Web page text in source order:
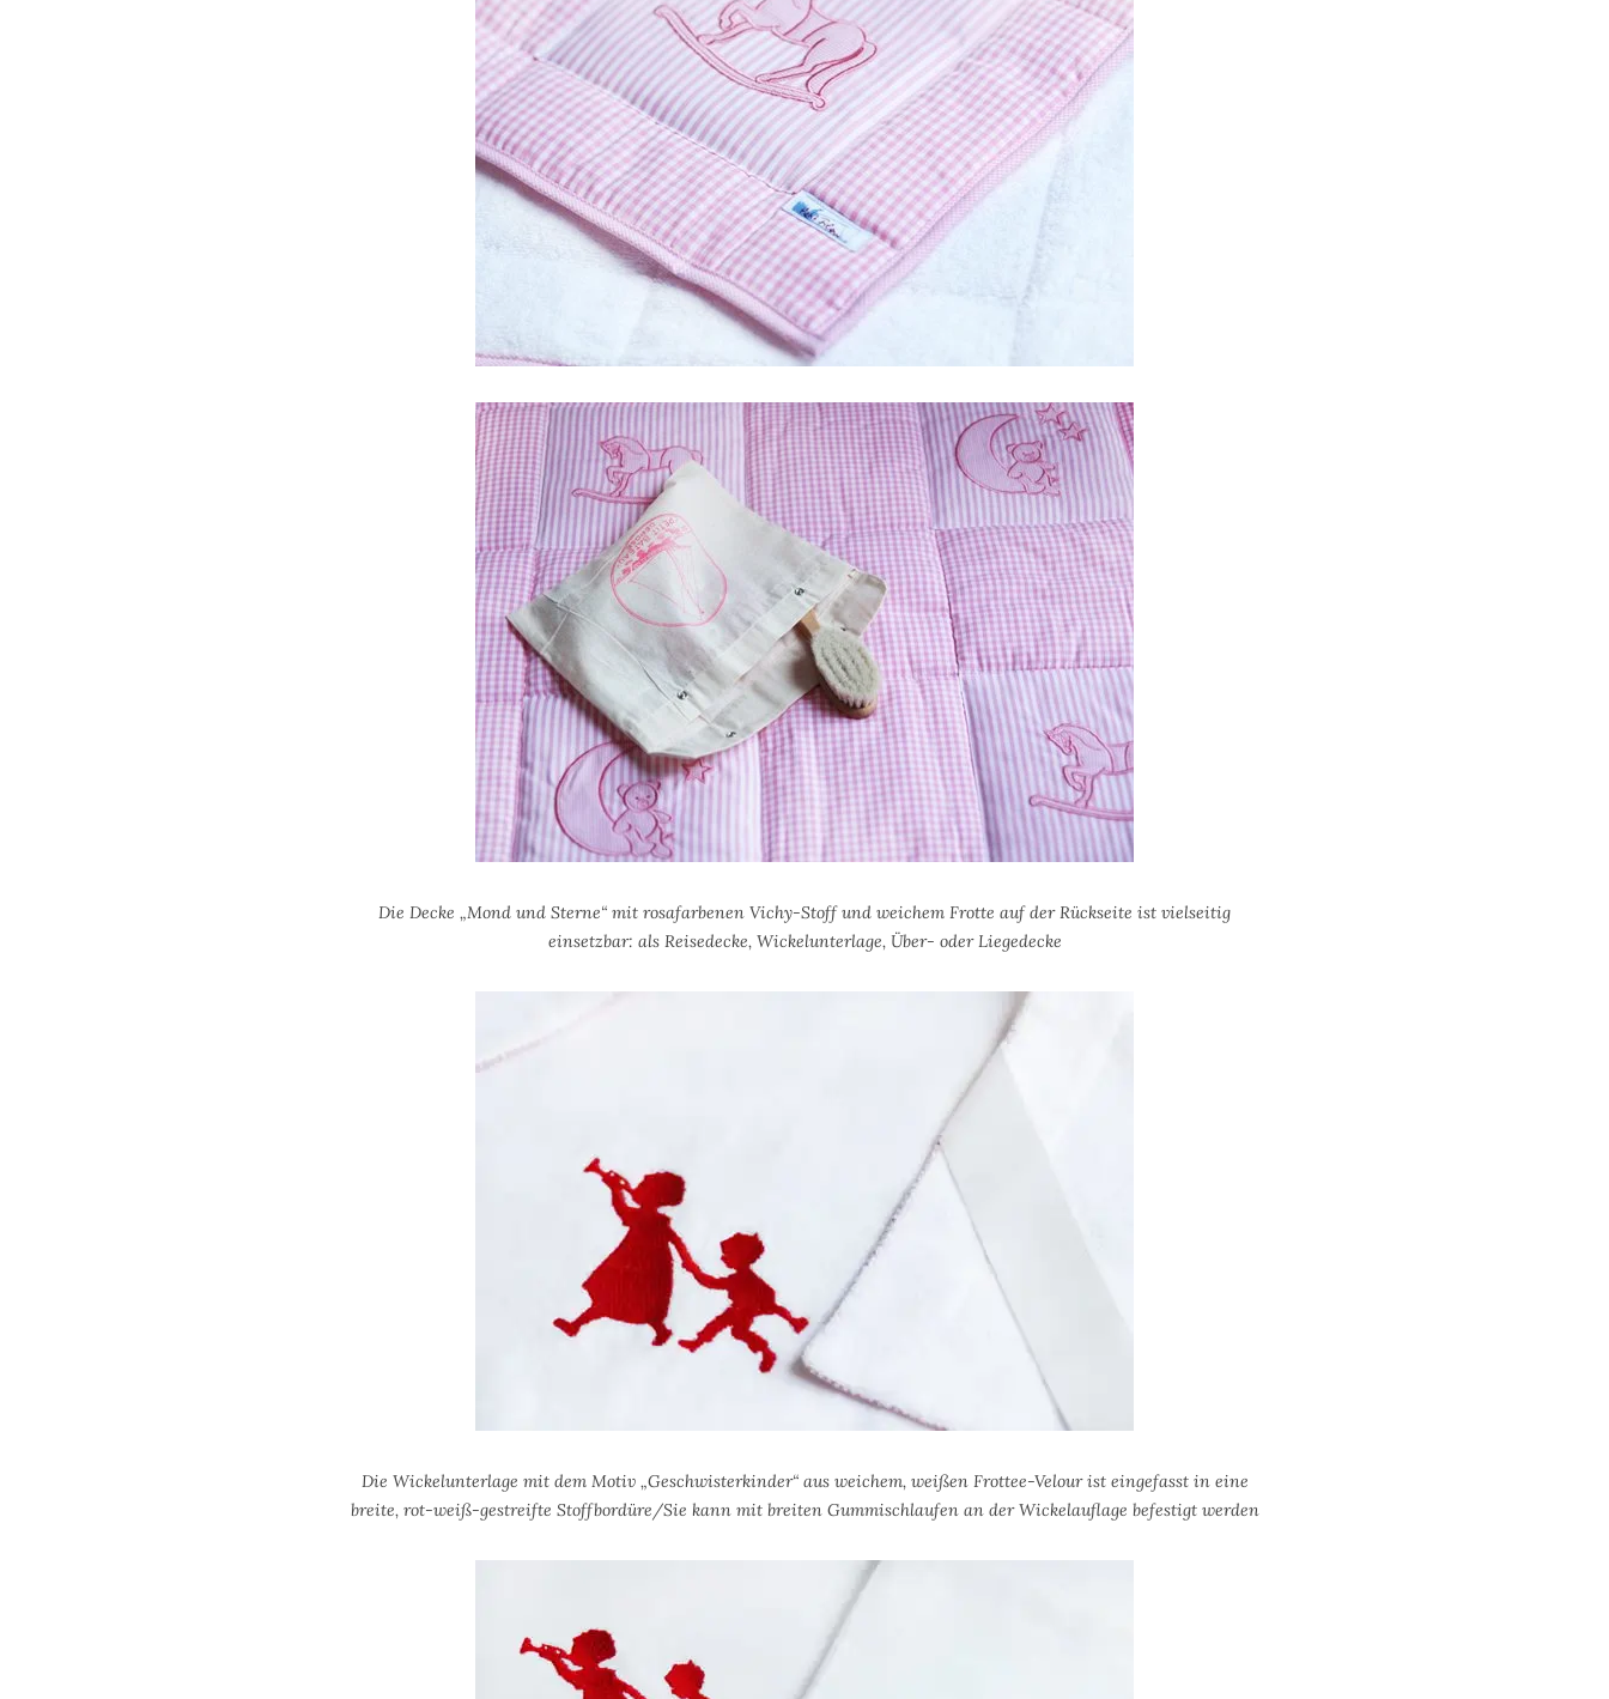
Die Decke „Mond und Sterne“ mit rosafarbenen Vichy-Stoff und weichem Frotte auf der Rückseite ist vielseitig
einsetzbar: als Reisedecke, Wickelunterlage, Über- oder Liegedecke
Die Wickelunterlage mit dem Motiv „Geschwisterkinder“ aus weichem, weißen Frottee-Velour ist eingefasst in eine
breite, rot-weiß-gestreifte Stoffbordüre/Sie kann mit breiten Gummischlaufen an der Wickelauflage befestigt werden